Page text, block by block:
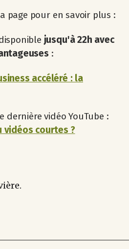
page pour en savoir plus :
jusqu'à 22h avec
:
accéléré : la
dernière vidéo YouTube :
vidéos courtes ?